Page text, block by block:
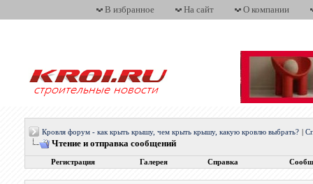
В избранное На сайт О компании
Кровля форум - как крыть крышу, чем крыть крышу, какую кровлю выбрать?
Чтение и отправка сообщений
Регистрация Галерея Справка